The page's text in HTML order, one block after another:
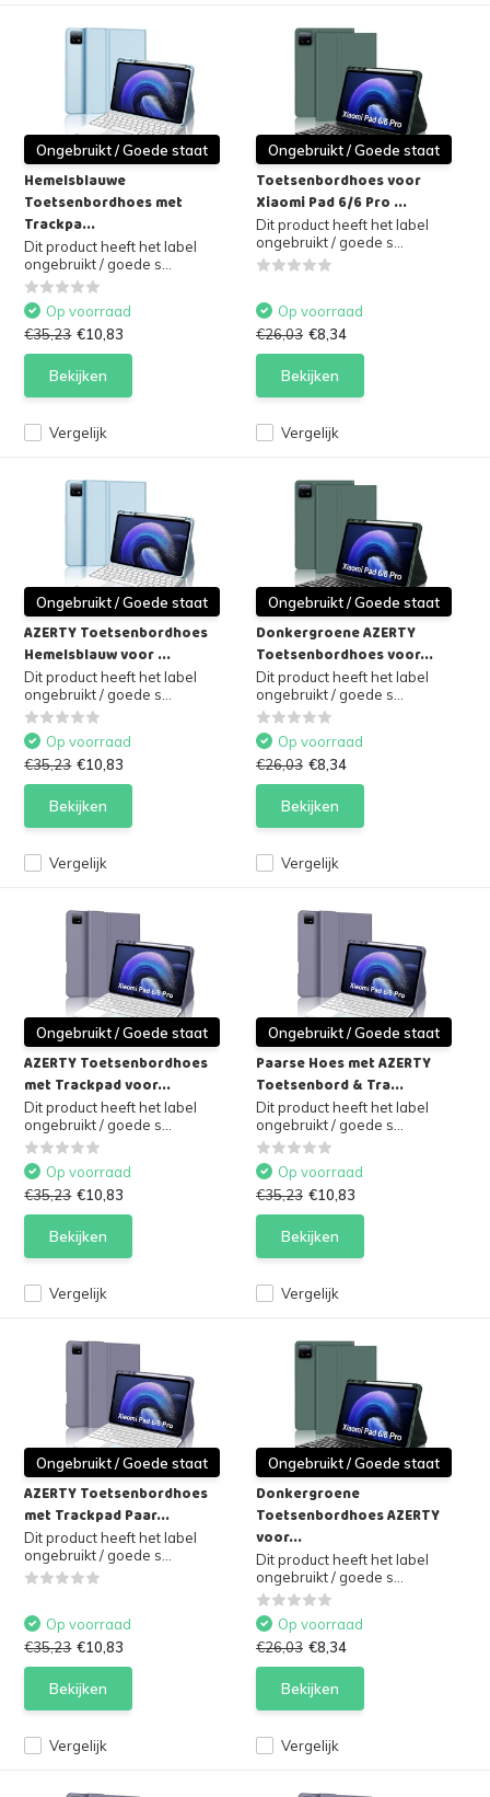
Ongebruikt / Goede staat
Hemelsblauwe
Toetsenbordhoes met
Trackpa...
Dit product heeft het label
ongebruikt / goede s...
Vergelijk
Op voorraad
€35,23 €10,83
Bekijken
Ongebruikt / Goede staat
Toetsenbordhoes voor
Xiaomi Pad 6/6 Pro ...
Dit product heeft het label
ongebruikt / goede s...
Vergelijk
Op voorraad
€26,03 €8,34
Bekijken
Ongebruikt / Goede staat
AZERTY Toetsenbordhoes
Hemelsblauw voor ...
Dit product heeft het label
ongebruikt / goede s...
Vergelijk
Op voorraad
€35,23 €10,83
Bekijken
Ongebruikt / Goede staat
Donkergroene AZERTY
Toetsenbordhoes voor...
Dit product heeft het label
ongebruikt / goede s...
Vergelijk
Op voorraad
€26,03 €8,34
Bekijken
Ongebruikt / Goede staat
AZERTY Toetsenbordhoes
met Trackpad voor...
Dit product heeft het label
ongebruikt / goede s...
Vergelijk
Op voorraad
€35,23 €10,83
Bekijken
Ongebruikt / Goede staat
Paarse Hoes met AZERTY
Toetsenbord & Tra...
Dit product heeft het label
ongebruikt / goede s...
Vergelijk
Op voorraad
€35,23 €10,83
Bekijken
Ongebruikt / Goede staat
AZERTY Toetsenbordhoes
met Trackpad Paar...
Dit product heeft het label
ongebruikt / goede s...
Vergelijk
Op voorraad
€35,23 €10,83
Bekijken
Ongebruikt / Goede staat
Donkergroene
Toetsenbordhoes AZERTY
voor...
Dit product heeft het label
ongebruikt / goede s...
Vergelijk
Op voorraad
€26,03 €8,34
Bekijken